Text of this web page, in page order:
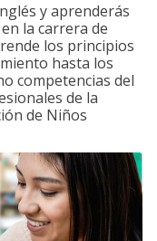
y aprenderás
la carrera de
los principios
hasta los
competencias del
de la
de Niños